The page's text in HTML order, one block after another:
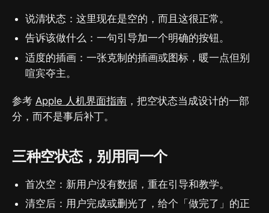
说清状态：这里现在是空的，而且这很正常。
告诉该做什么：一句引导加一个明确的按钮。
适度的插画：一张克制的插画或图标，暖一点但别
喧宾夺主。
参考 Apple 人机界面指南 ，把空状态当成设计的一部
分，而不是事后补丁。
三种空状态，别用同一个
首次空：新用户没有数据，重在引导和教学。
清空后：用户完成或删光了，给个「做完了」的正